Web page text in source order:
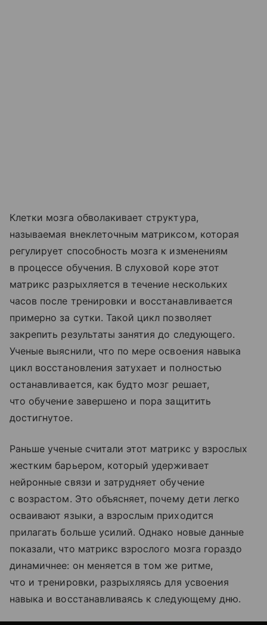
Клетки мозга обволакивает структура,
называемая внеклеточным матриксом, которая
регулирует способность мозга к изменениям
в процессе обучения. В слуховой коре этот
матрикс разрыхляется в течение нескольких
часов после тренировки и восстанавливается
примерно за сутки. Такой цикл позволяет
закрепить результаты занятия до следующего.
Ученые выяснили, что по мере освоения навыка
цикл восстановления затухает и полностью
останавливается, как будто мозг решает,
что обучение завершено и пора защитить
достигнутое.
Раньше ученые считали этот матрикс у взрослых
жестким барьером, который удерживает
нейронные связи и затрудняет обучение
с возрастом. Это объясняет, почему дети легко
осваивают языки, а взрослым приходится
прилагать больше усилий. Однако новые данные
показали, что матрикс взрослого мозга гораздо
динамичнее: он меняется в том же ритме,
что и тренировки, разрыхляясь для усвоения
навыка и восстанавливаясь к следующему дню.